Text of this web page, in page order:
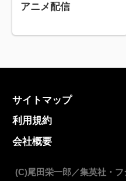
アニメ配信
サイトマップ
利用規約
会社概要
(C)尾田栄一郎／集英社・